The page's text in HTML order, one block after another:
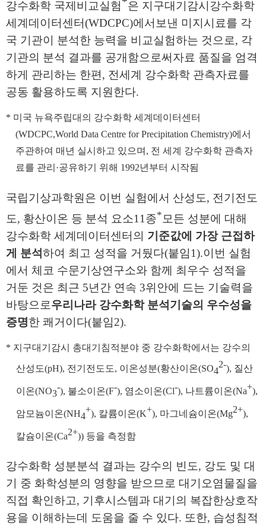
강수화학 국제비교실험 은 지구대기감시 강수화학
세계데이터센터(WDCPC)에서 보낸 미지시료를 각
국 기관이 분석한 능력을 비교실험하는 것으로, 각
기관의 분석 결과를 공개함으로써 자료 품질을 엄격
하게 관리하는 한편 , 전세계 강수화학 관측자료를
공동 활용하도록 지원한다.
* 미국 뉴욕주립대의 강수화학 세계데이터센터
(WDCPC,World Data Centre for Precipitation Chemistry)에서
주관하여 매년 실시하고 있으며 , 전 세계 강수화학 관측자
료를 관리 ·공유하기 위해 1992년부터 시작됨
국립기상과학원은 이번 실험에서 산성도, 전기전도
도, 황산이온 등 분석 요소11 종* 모든 성분에 대해
강수화학 세계데이터센터의 기준값에 가장 근접하
게 분석하여 최고 성적을 거뒀다(붙임1).이번 실험
에서 체코 수문기상연구소와 함께 최우수 성적을
거둔 것은 최근 5년간 연속 3위안에 드는 기술력을
바탕으로우리나라 강수화학 분석기술의 우수성을
증명한 쾌거이다(붙임2).
* 지구대기감시 총대기침적분야 중 강수화학에서는 강수의
산성도(pH), 전기전도도 이온성분(황산이온(SO4
2-), 질산
이온(NO3
-), 불소이온(F-), 염소이온(Cl-), 나트륨이온(Na+),
암모늄이온(NH4
+), 칼륨이온(K+), 마그네슘이온(Mg2+),
칼슘이온(Ca2+)) 등을 측정함
강수화학 성분분석 결과는 강수의 빈도, 강도 및 대
기 중 화학성분의 영향을 받으므로 대기오염물질을
직접 확인하고, 기후시스템과 대기의 복잡한상호작
용을 이해하는데 도움을 줄 수 있다. 또한, 습성침적